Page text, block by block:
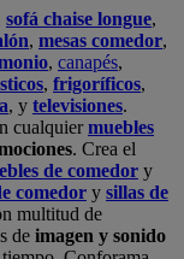
sofá chaise longue,
, mesas comedor,
, canapés,
, frigoríficos,
, y televisiones.
cualquiermuebles
. Crea el
de comedor y
comedor y sillas de
multitud de
de imagen y sonido